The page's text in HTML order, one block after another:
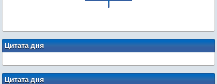
Цитата дня
Цитата дня